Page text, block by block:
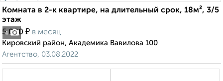
4
Комната в 2-к квартире, на длительный срок, 18м², 3/5
этаж
5 000 ₽ в месяц
Кировский район, Академика Вавилова 100
Агентство, 03.08.2022